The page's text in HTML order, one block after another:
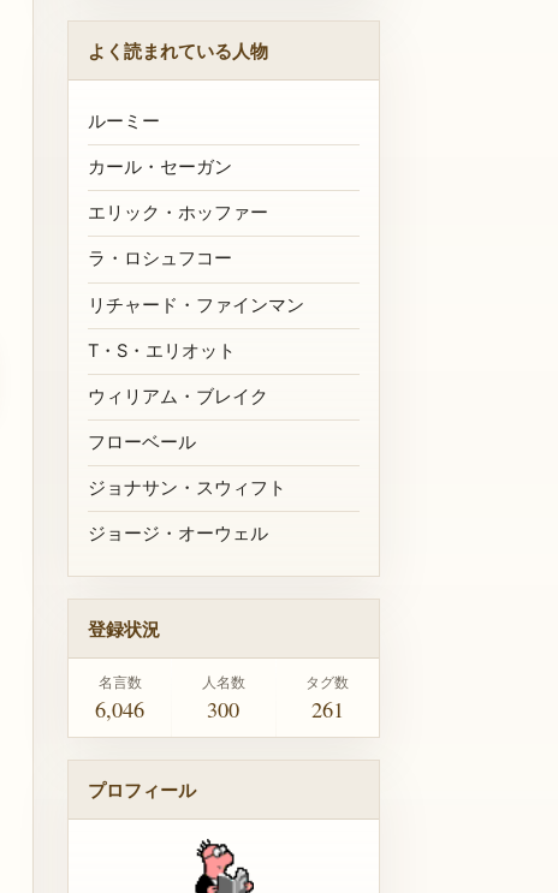
よく読まれている人物
ルーミー
カール・セーガン
エリック・ホッファー
ラ・ロシュフコー
リチャード・ファインマン
T・S・エリオット
ウィリアム・ブレイク
フローベール
ジョナサン・スウィフト
ジョージ・オーウェル
登録状況
名言数
6,046
人名数
300
タグ数
261
プロフィール